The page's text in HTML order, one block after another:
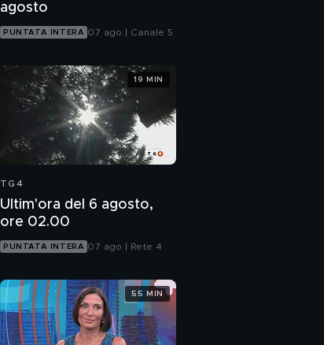
agosto
PUNTATA INTERA 07 ago | Canale 5
TG4
Ultim'ora del 6 agosto,
ore 02.00
PUNTATA INTERA 07 ago | Rete 4
19 MIN
55 MIN